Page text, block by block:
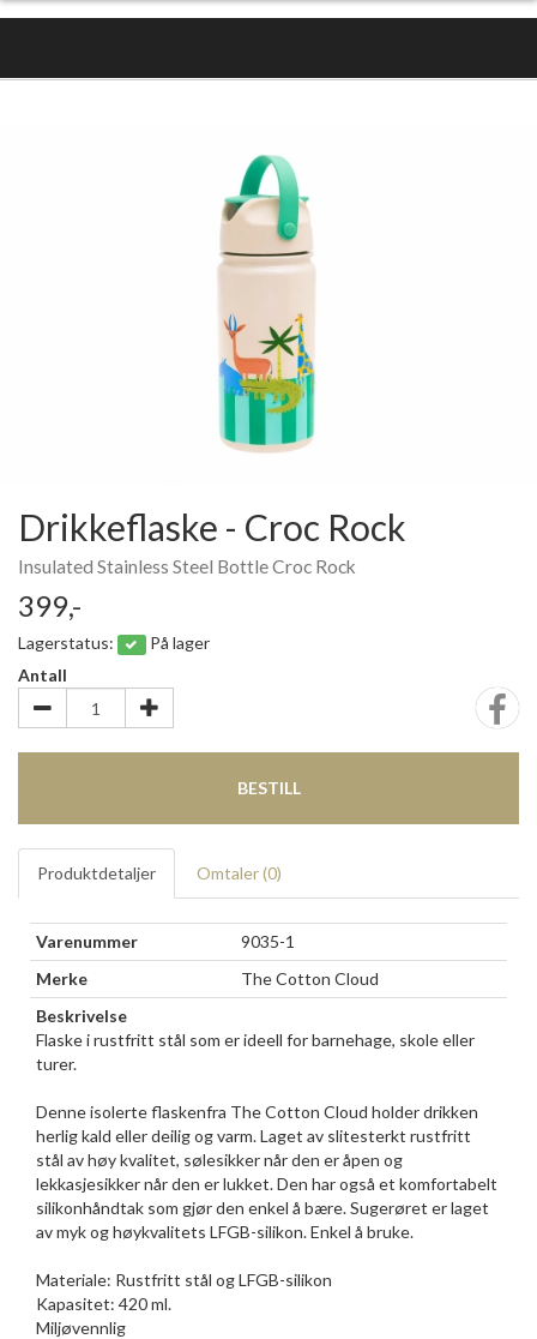
Drikkeflaske - Croc Rock
Insulated Stainless Steel Bottle Croc Rock
399,-
Lagerstatus:
På lager
Antall
BESTILL
Produktdetaljer Omtaler (0)
Varenummer
9035-1
Merke
The Cotton Cloud
Beskrivelse
Flaske i rustfritt stål som er ideell for barnehage, skole eller
turer.
Denne isolerte flaskenfra The Cotton Cloud holder drikken
herlig kald eller deilig og varm. Laget av slitesterkt rustfritt
stål av høy kvalitet, sølesikker når den er åpen og
lekkasjesikker når den er lukket. Den har også et komfortabelt
silikonhåndtak som gjør den enkel å bære. Sugerøret er laget
av myk og høykvalitets LFGB-silikon. Enkel å bruke.
Materiale: Rustfritt stål og LFGB-silikon
Kapasitet: 420 ml.
Miljøvennlig